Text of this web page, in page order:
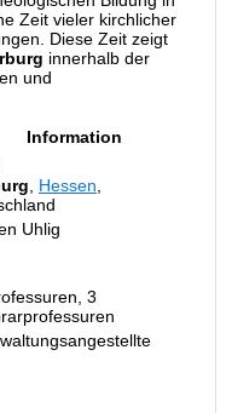
Zeit vieler kirchlicher
Diese Zeit zeigt
innerhalb der
und
Information
Hessen
Uhlig
3